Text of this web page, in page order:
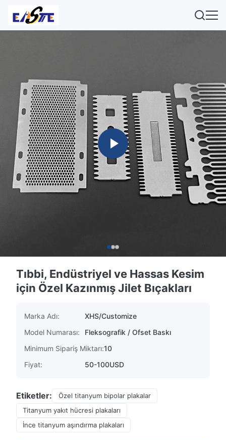
Tıbbi, Endüstriyel ve Hassas Kesim
için Özel Kazınmış Jilet Bıçakları
Marka Adı:
XHS/Customize
Model Numarası:
Fleksografik / Ofset Baskı
Minimum Sipariş Miktarı:10
Fiyat:
50-100USD
Etiketler:
Özel titanyum bipolar plakalar
Titanyum yakıt hücresi plakaları
İnce titanyum aşındırma plakaları